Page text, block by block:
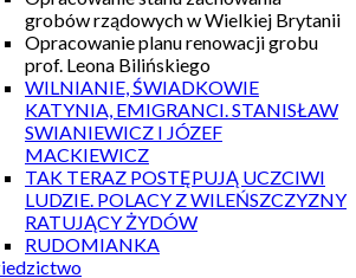
grobów rządowych w Wielkiej Brytanii
Opracowanie planu renowacji grobu
prof. Leona Bilińskiego
WILNIANIE, ŚWIADKOWIE
KATYNIA, EMIGRANCI. STANISŁAW
SWIANIEWICZ I JÓZEF
MACKIEWICZ
TAK TERAZ POSTĘPUJĄ UCZCIWI
LUDZIE. POLACY Z WILEŃSZCZYZNY
RATUJĄCY ŻYDÓW
RUDOMIANKA